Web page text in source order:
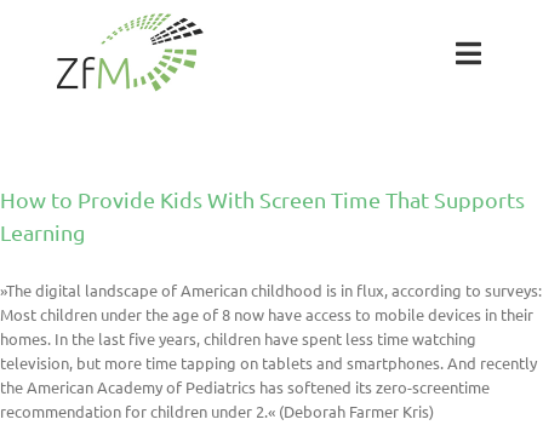
springen
Toggle
Team
Projekte
Labs
How to Provide Kids With Screen Time That Supports
Learning
»The digital landscape of American childhood is in flux, according to surveys:
Most children under the age of 8 now have access to mobile devices in their
homes. In the last five years, children have spent less time watching
television, but more time tapping on tablets and smartphones. And recently
the American Academy of Pediatrics has softened its zero-screentime
recommendation for children under 2.« (Deborah Farmer Kris)